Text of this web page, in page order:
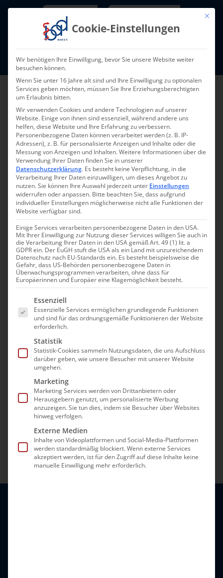
Skip
Fort- und Weiterbildung I Termine
Zurück
Welche Themen
behandeln die
Publikationen für
ambulante
Pflegedienste?
Die Publikationen informieren praxisnah über
wichtige Themen rund um die Gründung,
Führung und Weiterentwicklung ambulanter
Pflegeeinrichtungen. Sie sollen
Verantwortliche dabei unterstützen, ihre
Einrichtungen erfolgreich zu organisieren und
weiterzuentwickeln.
Mit
Cookie-Einstellungen
Wir benötigen Ihre Einwilligung, bevor Sie unsere Website weiter
besuchen können.
Wenn Sie unter 16 Jahre alt sind und Ihre Einwilligung zu optionalen
Services geben möchten, müssen Sie Ihre Erziehungsberechtigten
um Erlaubnis bitten.
Wir verwenden Cookies und andere Technologien auf unserer
Website. Einige von ihnen sind essenziell, während andere uns
helfen, diese Website und Ihre Erfahrung zu verbessern.
Personenbezogene Daten können verarbeitet werden (z. B. IP-
Adressen), z. B. für personalisierte Anzeigen und Inhalte oder die
Messung von Anzeigen und Inhalten.Weitere Informationen über die
Verwendung Ihrer Daten finden Sie in unserer
Datenschutzerklärung. Es besteht keine Verpflichtung, in die
Verarbeitung Ihrer Daten einzuwilligen, um dieses Angebot zu
nutzen.Sie können Ihre Auswahl jederzeit unter Einstellungen
widerrufen oder anpassen. Bitte beachten Sie, dass aufgrund
individueller Einstellungen möglicherweise nicht alle Funktionen der
Website verfügbar sind.
Einige Services verarbeiten personenbezogene Daten in den USA.
Mit Ihrer Einwilligung zur Nutzung dieser Services willigen Sie auch in
die Verarbeitung Ihrer Daten in den USA gemäß Art. 49 (1) lit. a
GDPR ein. Der EuGH stuft die USA als ein Land mit unzureichendem
Datenschutz nach EU-Standards ein. Es besteht beispielsweise die
Gefahr, dass US-Behörden personenbezogene Daten in
Überwachungsprogrammen verarbeiten, ohne dass für
Europäerinnen und Europäer eine Klagemöglichkeit besteht.
Es folgt eine Liste der Service-Gruppen, für die
Essenziell
Essenzielle Services ermöglichen grundlegende Funktionen
und sind für das ordnungsgemäße Funktionieren der Website
erforderlich.
Statistik
Statistik-Cookies sammeln Nutzungsdaten, die uns Aufschluss
darüber geben, wie unsere Besucher mit unserer Website
umgehen.
Marketing
Marketing Services werden von Drittanbietern oder
Herausgebern genutzt, um personalisierte Werbung
anzuzeigen. Sie tun dies, indem sie Besucher über Websites
hinweg verfolgen.
Externe Medien
Inhalte von Videoplattformen und Social-Media-Plattformen
werden standardmäßig blockiert. Wenn externe Services
akzeptiert werden, ist für den Zugriff auf diese Inhalte keine
manuelle Einwilligung mehr erforderlich.